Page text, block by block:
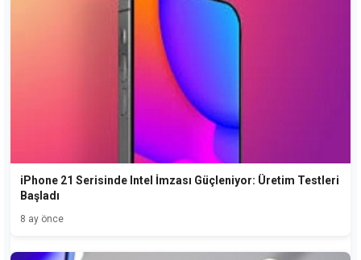
iPhone 21 Serisinde Intel İmzası Güçleniyor: Üretim Testleri
Başladı
8 ay önce